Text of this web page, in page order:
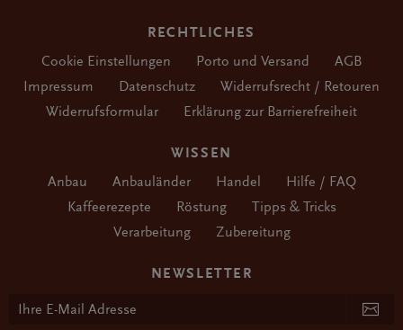
RECHTLICHES
Cookie Einstellungen
Porto und Versand
AGB
Impressum
Datenschutz
Widerrufsrecht / Retouren
Widerrufsformular
Erklärung zur Barrierefreiheit
WISSEN
Anbau
Anbauländer Handel
Hilfe / FAQ
Kaffeerezepte
Röstung
Tipps & Tricks
Verarbeitung
Zubereitung
NEWSLETTER